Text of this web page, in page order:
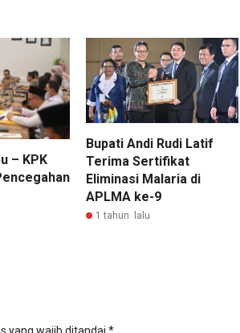
– KPK
Bupati Andi Rudi Latif
Terima Sertifikat
Eliminasi Malaria di
APLMA ke-9
1 tahun lalu